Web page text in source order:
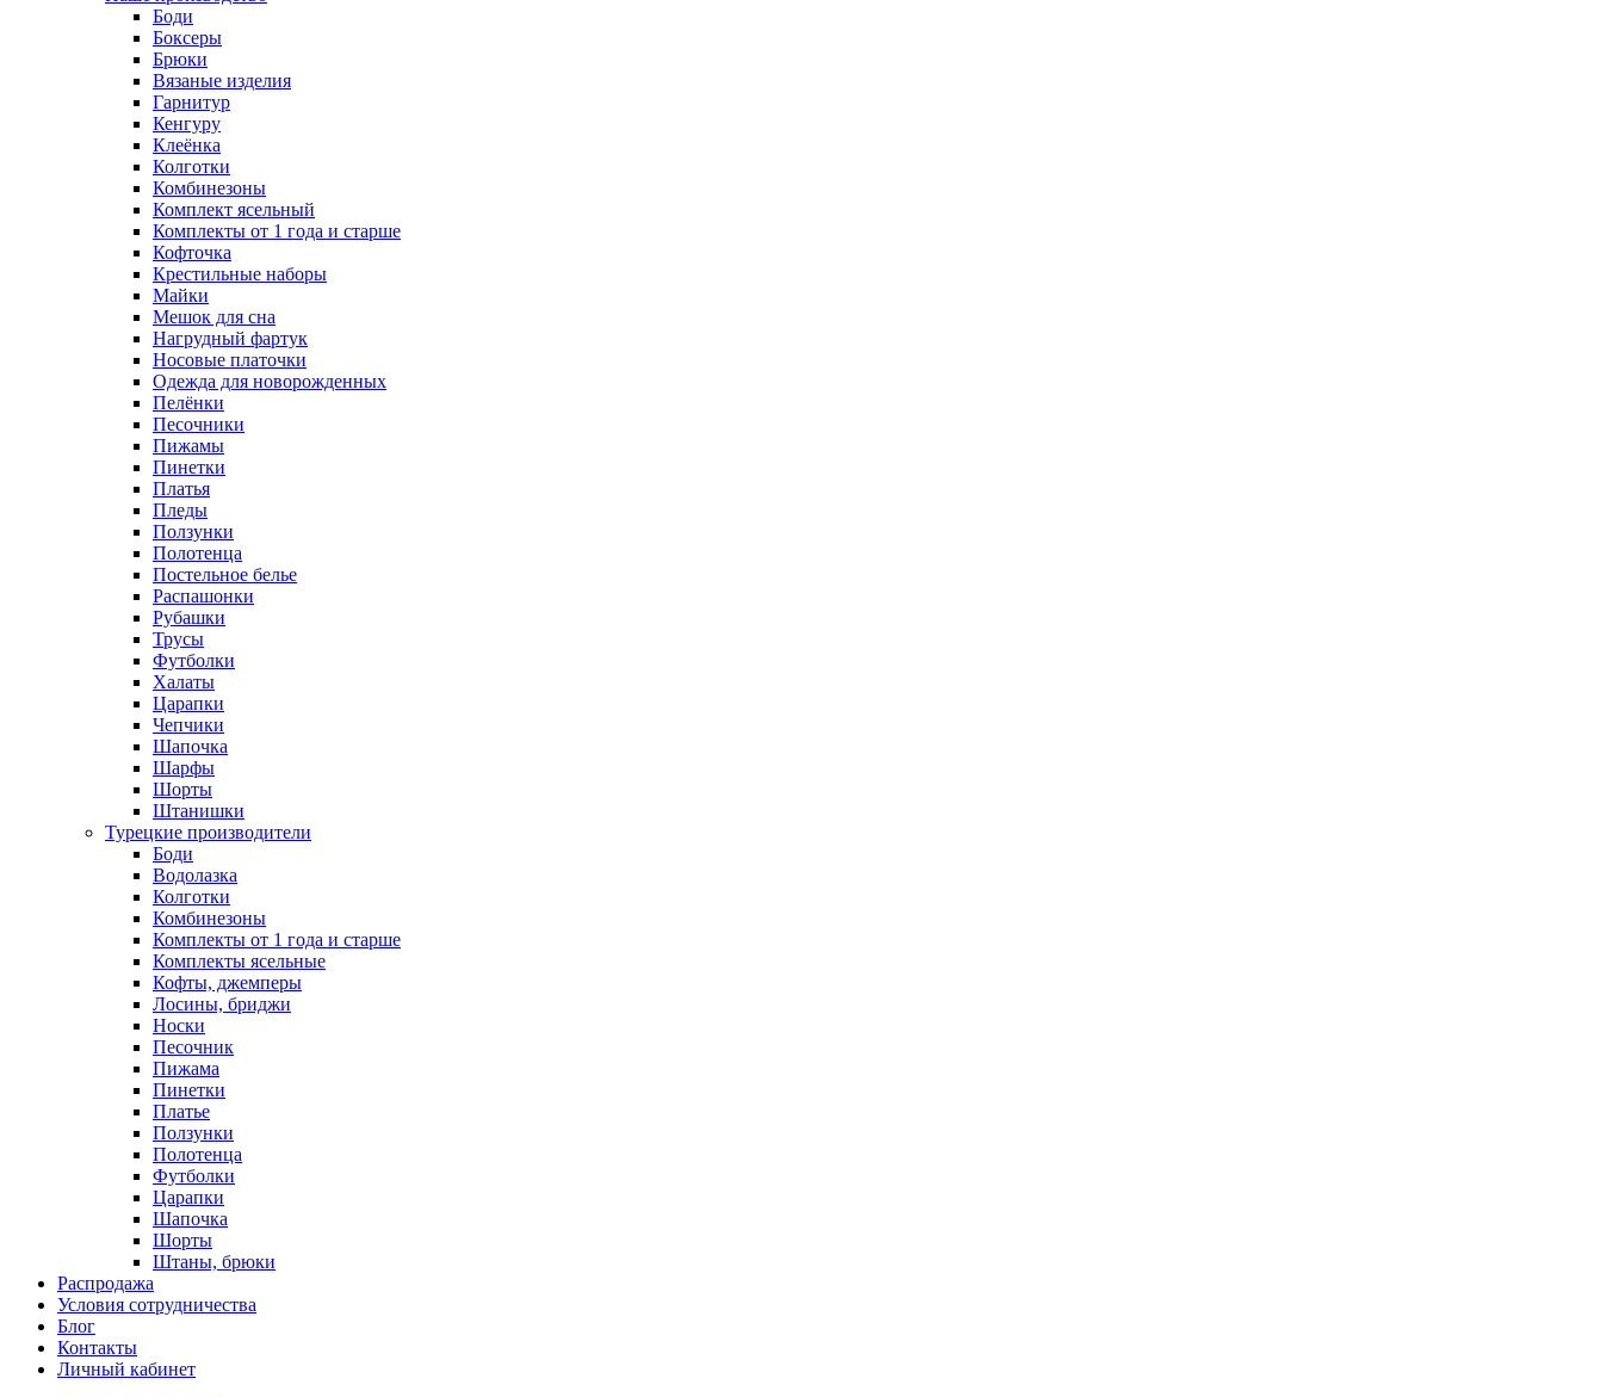
Боди
Боксеры
Брюки
Вязаные изделия
Гарнитур
Кенгуру
Клеёнка
Колготки
Комбинезоны
Комплект ясельный
Комплекты от 1 года и старше
Кофточка
Крестильные наборы
Майки
Мешок для сна
Нагрудный фартук
Носовые платочки
Одежда для новорожденных
Пелёнки
Песочники
Пижамы
Пинетки
Платья
Пледы
Ползунки
Полотенца
Постельное белье
Распашонки
Рубашки
Трусы
Футболки
Халаты
Царапки
Чепчики
Шапочка
Шарфы
Шорты
Штанишки
Турецкие производители
Боди
Водолазка
Колготки
Комбинезоны
Комплекты от 1 года и старше
Комплекты ясельные
Кофты, джемперы
Лосины, бриджи
Носки
Песочник
Пижама
Пинетки
Платье
Ползунки
Полотенца
Футболки
Царапки
Шапочка
Шорты
Штаны, брюки
Распродажа
Условия сотрудничества
Блог
Контакты
Личный кабинет